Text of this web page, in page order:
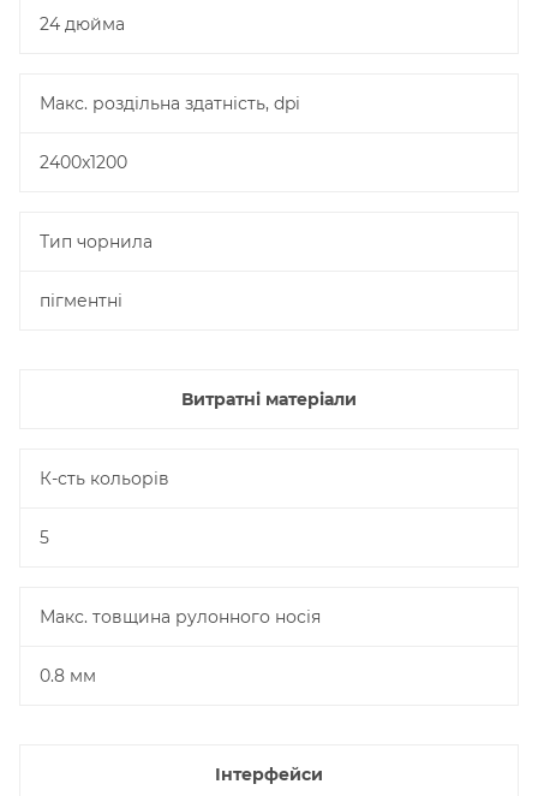
24 дюйма
Макс. роздільна здатність, dpi
2400x1200
Тип чорнила
пігментні
Витратні матеріали
К-сть кольорів
5
Макс. товщина рулонного носія
0.8 мм
Інтерфейси